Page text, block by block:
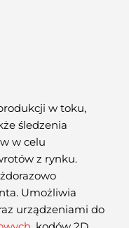
w toku,
śledzenia
w celu
z rynku.
Umożliwia
urządzeniami do